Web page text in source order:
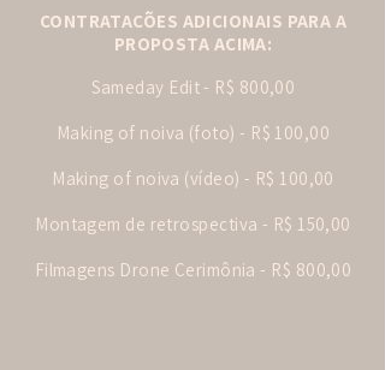
CONTRATAÇÕES ADICIONAIS PARA A
PROPOSTA ACIMA:
Sameday Edit - R$ 800,00
Making of noiva (foto) - R$ 100,00
Making of noiva (vídeo) - R$ 100,00
Montagem de retrospectiva - R$ 150,00
Filmagens Drone Cerimônia - R$ 800,00